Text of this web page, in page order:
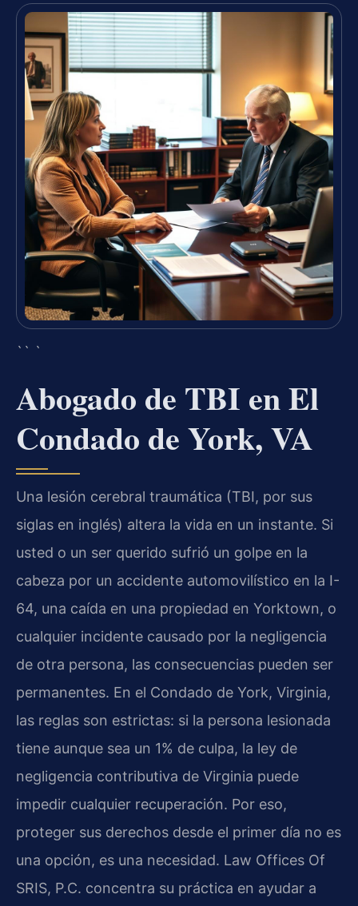
`` `
Abogado de TBI en El
Condado de York, VA
Una lesión cerebral traumática (TBI, por sus
siglas en inglés) altera la vida en un instante. Si
usted o un ser querido sufrió un golpe en la
cabeza por un accidente automovilístico en la I-
64, una caída en una propiedad en Yorktown, o
cualquier incidente causado por la negligencia
de otra persona, las consecuencias pueden ser
permanentes. En el Condado de York, Virginia,
las reglas son estrictas: si la persona lesionada
tiene aunque sea un 1% de culpa, la ley de
negligencia contributiva de Virginia puede
impedir cualquier recuperación. Por eso,
proteger sus derechos desde el primer día no es
una opción, es una necesidad. Law Offices Of
SRIS, P.C. concentra su práctica en ayudar a